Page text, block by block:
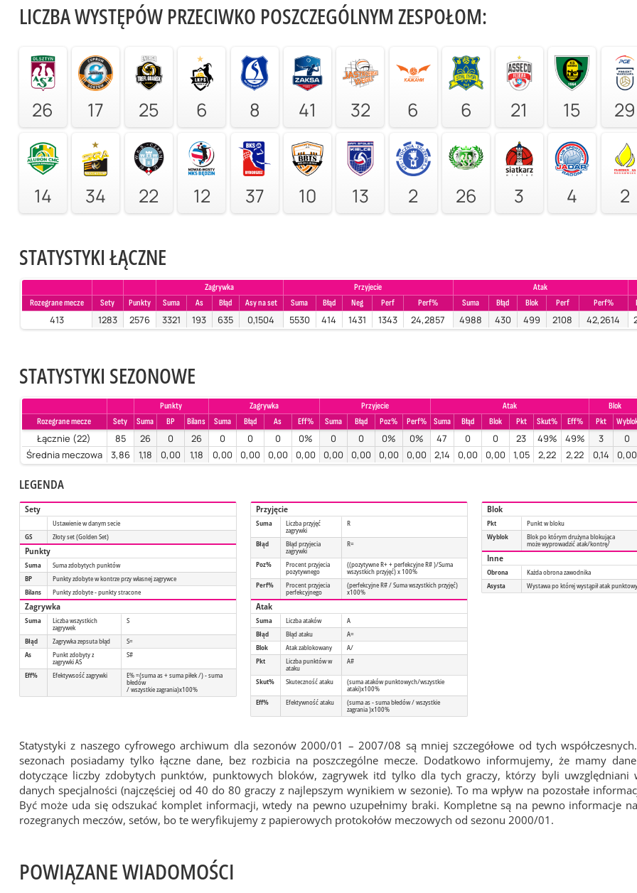
LICZBA WYSTĘPÓW PRZECIWKO POSZCZEGÓLNYM ZESPOŁOM:
26 17 25 6 8 41 32 6 6 21 15 29
14 34 22 12 37 10 13 2 26 3 4 2
STATYSTYKI ŁĄCZNE
Zagrywka Przyjecie
Atak
Rozegrane mecze
Sety Punkty Suma As Błąd Asy na set Suma Błąd Neg Perf Perf% Suma Błąd Blok Perf Perf%
413 1283 2576 3321 193 635 0,1504 5530 414 1431 1343 24,2857 4988 430 499 2108 42,2614
STATYSTYKI SEZONOWE
Punkty Zagrywka Przyjecie Atak
Blok
Rozegrane mecze
Sety Suma BP Bilans Suma Błąd As Eff% Suma Błąd Poz% Perf% Suma Błąd Blok Pkt Skut% Eff% Pkt
Łącznie (22) 85 26 0 26 0 0 0 0% 0 0 0% 0% 47 0 0 23 49% 49% 3
0
Średnia meczowa
3,86 1,18 0,00 1,18 0,00 0,00 0,00 0,00 0,00 0,00 0,00 0,00 2,14 0,00 0,00 1,05 2,22 2,22 0,14 0,00
LEGENDA
Sety
Ustawienie w danym secie
GS
Złoty set (Golden Set)
Punkty
Suma
Suma zdobytych punktów
BP
Punkty zdobyte w kontrze przy własnej zagrywce
Bilans
Punkty zdobyte - punkty stracone
Zagrywka
Suma Liczba wszystkich
zagrywek
S
Błąd Zagrywka zepsuta błąd
S=
As
Punkt zdobyty z
zagrywki AS
S#
Eff% Efektywsość zagrywki E% =(suma as + suma piłek /) - suma
błedów
/ wszystkie zagrania)x100%
Przyjęcie
Suma Liczba przyjęć
zagrywki
R
Błąd Błąd przyjecia
zagrywki
R=
Poz% Procent przyjecia
pozytywnego
((pozytywne R+ + perfekcyjne R# )/Suma
wszystkich przyjęć) x 100%
Perf%
Procent przyjecia
perfekcyjnego
(perfekcyjne R# / Suma wszystkich przyjęć)
x100%
Atak
Suma Liczba ataków
A
Błąd
Błąd ataku
A=
Blok
Atak zablokowany
A/
Pkt
Liczba punktów w
ataku
A#
Skut% Skuteczność ataku (suma ataków punktowych/wszystkie
ataki)x100%
Eff%
Efektywność ataku (suma as - suma błedów / wszystkie
zagrania )x100%
Blok
Pkt
Punkt w bloku
Wyblok
Blok po którym drużyna blokująca
może wyprowadzić atak/kontrę/
Inne
Obrona
Każda obrona zawodnika
Asysta
Wystawa po której wystąpił atak
Statystyki z naszego cyfrowego archiwum dla sezonów 2000/01 – 2007/08 są mniej szczegółowe od tych
sezonach posiadamy tylko łączne dane, bez rozbicia na poszczególne mecze. Dodatkowo informujemy, że mamy
dotyczące liczby zdobytych punktów, punktowych bloków, zagrywek itd tylko dla tych graczy, którzy byli uwzględniani
danych specjalności (najczęściej od 40 do 80 graczy z najlepszym wynikiem w sezonie). To ma wpływ na pozostałe
Być może uda się odszukać komplet informacji, wtedy na pewno uzupełnimy braki. Kompletne są na pewno informacje
rozegranych meczów, setów, bo te weryfikujemy z papierowych protokołów meczowych od sezonu 2000/01.
POWIĄZANE WIADOMOŚCI